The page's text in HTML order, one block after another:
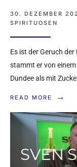
30. DEZEMBER
SPIRITUOSEN
Es ist der Geruch
stammt er von
Dundee als mit
READ MORE →
SVEN